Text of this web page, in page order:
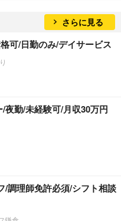
さらに見る
可/日勤のみ/デイサービス
夜勤/未経験可/月収30万円
/調理師免許必須/シフト相談